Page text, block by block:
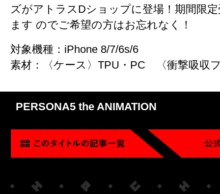
ズがアトラスDショップに登場！期間限
ます のでご希望の方はお忘れなく！
対象機種：iPhone 8/7/6s/6
素材：〈ケース〉TPU・PC 〈衝撃吸収
PERSONA5 the ANIMATION